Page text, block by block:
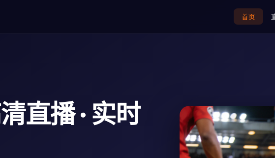
首页
直播 · 实时